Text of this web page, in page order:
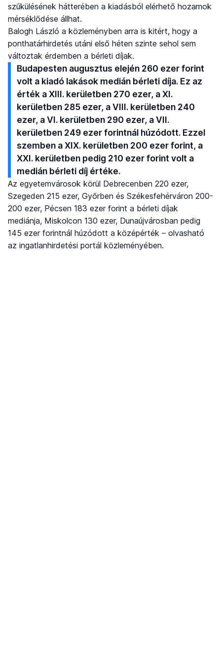
szűkülésének hátterében a kiadásból elérhető hozamok
mérséklődése állhat.
Balogh László a közleményben arra is kitért, hogy a
ponthatárhirdetés utáni első héten szinte sehol sem
változtak érdemben a bérleti díjak.
Budapesten augusztus elején 260 ezer forint
volt a kiadó lakások medián bérleti díja. Ez az
érték a XIII. kerületben 270 ezer, a XI.
kerületben 285 ezer, a VIII. kerületben 240
ezer, a VI. kerületben 290 ezer, a VII.
kerületben 249 ezer forintnál húzódott. Ezzel
szemben a XIX. kerületben 200 ezer forint, a
XXI. kerületben pedig 210 ezer forint volt a
medián bérleti díj értéke.
Az egyetemvárosok körül Debrecenben 220 ezer,
Szegeden 215 ezer, Győrben és Székesfehérváron 200-
200 ezer, Pécsen 183 ezer forint a bérleti díjak
mediánja, Miskolcon 130 ezer, Dunaújvárosban pedig
145 ezer forintnál húzódott a középérték – olvasható
az ingatlanhirdetési portál közleményében.